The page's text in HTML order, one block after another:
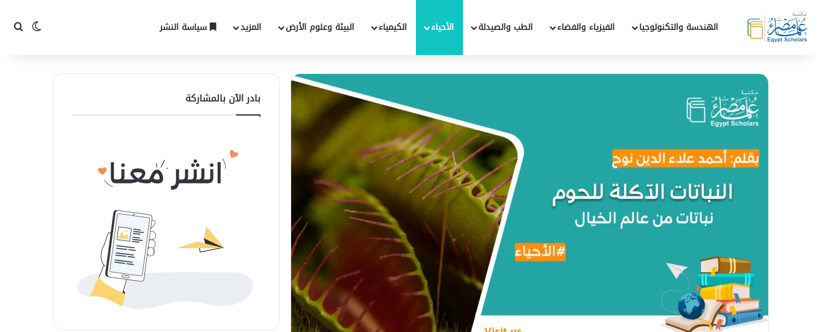
الهندسة والتكنولوجيا الفيزياء والفضاء الطب والصيدلة الأحياء الكيمياء البيئة وعلوم الأرض المزيد سياسة النشر الوضع
بادر الآن بالمشاركة